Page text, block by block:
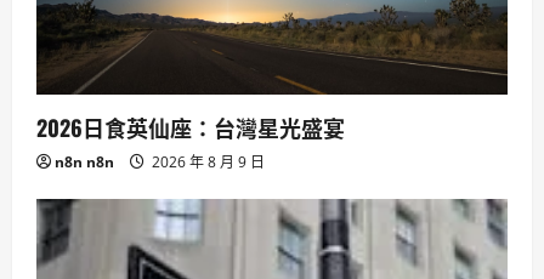
2026日食英仙座：台灣星光盛宴
n8n n8n 2026 年 8 月 9 日